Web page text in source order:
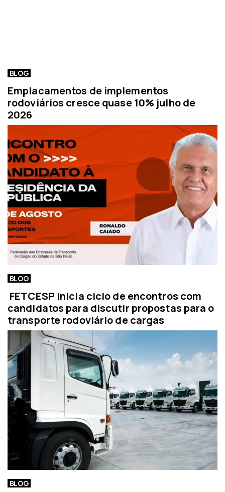
BLOG
Emplacamentos de implementos
rodoviários cresce quase 10% julho de
2026
BLOG
FETCESP inicia ciclo de encontros com
candidatos para discutir propostas para o
transporte rodoviário de cargas
BLOG